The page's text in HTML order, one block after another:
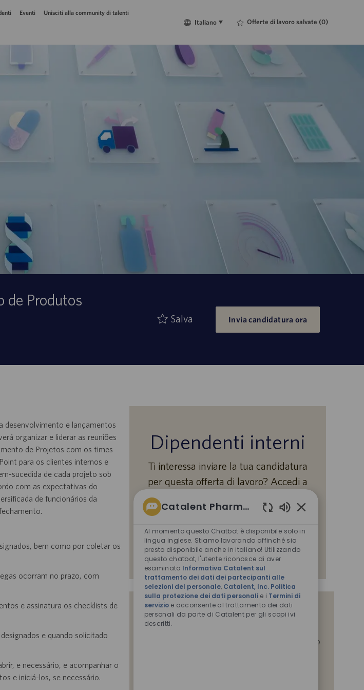
Eventi Unisciti alla community di talenti
Language
Italiano
Italiano Offerte di lavoro salvate (0)
de Produtos
Salva Invia candidatura ora
desenvolvimento e lançamentos
organizar e liderar as reuniões
de Projetos com os times
para os clientes internos e
sucedida de cada projeto sob
com as expectativas do
de funcionários da
bem como por coletar os
ocorram no prazo, com
e assinatura os checklists de
e quando solicitado
e necessário, e acompanhar o
e iniciá-los, se necessário.
Dipendenti interni
Ti interessa inviare la tua candidatura
per questa offerta di lavoro? Accedi a
Workday per candidarti tramite il sito
per le candidature interne.
Scopri di più
Ricevi una notifica per offerte di lavoro
simili
Inviando il tuo indirizzo e-mail, confermi di aver letto
Catalent Pharma Solutions
chatbot
abilitati
Al momento questo Chatbot è disponibile solo in
lingua inglese. Stiamo lavorando affinché sia
presto disponibile anche in italiano! Utilizzando
questo chatbot, l'utente riconosce di aver
esaminato Informativa Catalent sul
trattamento dei dati dei partecipanti alle
selezioni del personale, Catalent, Inc. Politica
sulla protezione dei dati personalie i Termini di
servizioe acconsente al trattamento dei dati
personali da parte di Catalent per gli scopi ivi
descritti.